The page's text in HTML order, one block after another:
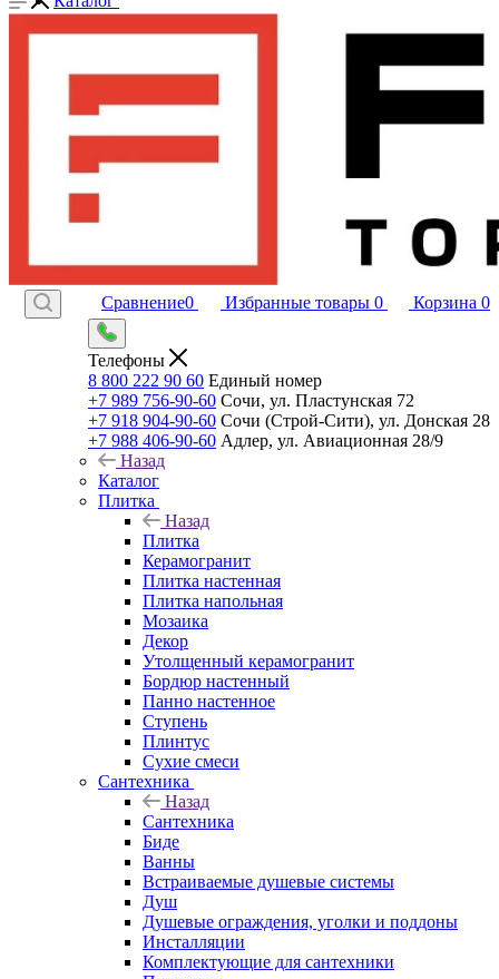
Сравнение0 Избранные товары 0 Корзина 0
Телефоны
8 800 222 90 60 Единый номер
+7 989 756-90-60 Сочи, ул. Пластунская 72
+7 918 904-90-60 Сочи (Строй-Сити), ул. Донская 28
+7 988 406-90-60 Адлер, ул. Авиационная 28/9
Назад
Каталог
Плитка
Назад
Плитка
Керамогранит
Плитка настенная
Плитка напольная
Мозаика
Декор
Утолщенный керамогранит
Бордюр настенный
Панно настенное
Ступень
Плинтус
Сухие смеси
Сантехника
Назад
Сантехника
Биде
Ванны
Встраиваемые душевые системы
Душ
Душевые ограждения, уголки и поддоны
Инсталляции
Комплектующие для сантехники